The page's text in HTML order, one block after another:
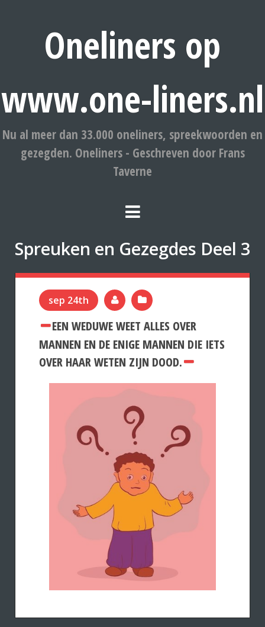
Oneliners op
www.one-liners.nl
Nu al meer dan 33.000 oneliners, spreekwoorden en
gezegden. Oneliners - Geschreven door Frans
Taverne
Spreuken en Gezegdes Deel 3
sep 24th
EEN WEDUWE WEET ALLES OVER
MANNEN EN DE ENIGE MANNEN DIE IETS
OVER HAAR WETEN ZIJN DOOD.